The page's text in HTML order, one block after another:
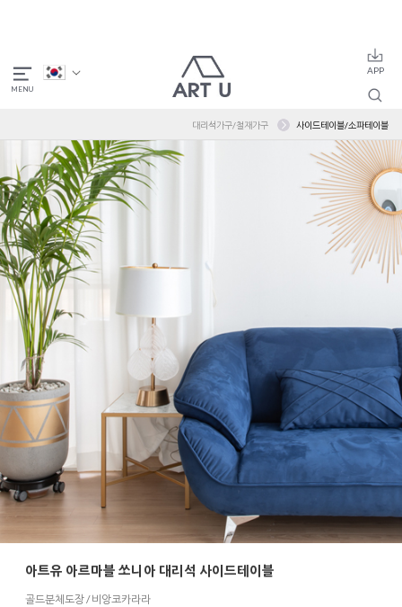
대리석가구/철재가구 사이드테이블/소파테이블
아트유 아르마블 쏘니아 대리석 사이드테이블
골드분체도장 / 비앙코카라라